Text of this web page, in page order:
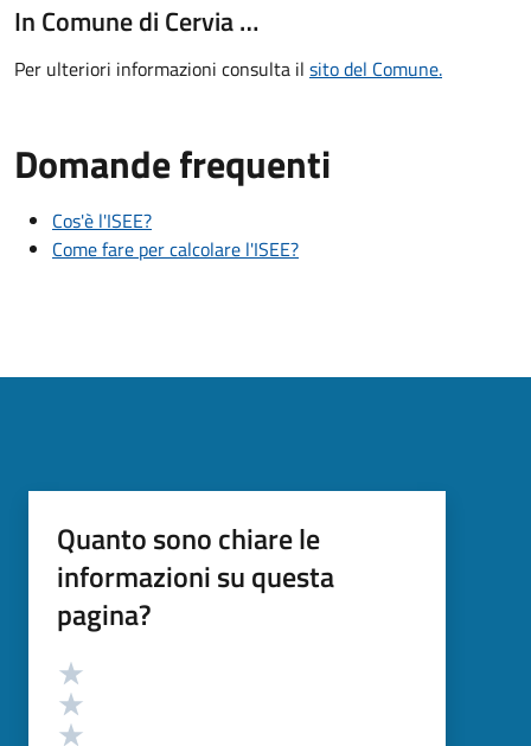
In Comune di Cervia …
Per ulteriori informazioni consulta il sito del Comune.
Domande frequenti
Cos'è l'ISEE?
Come fare per calcolare l'ISEE?
Quanto sono chiare le
informazioni su questa
pagina?
Valutazione